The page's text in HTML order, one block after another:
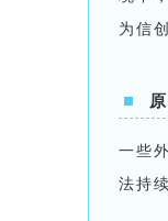
为信
一些
法持